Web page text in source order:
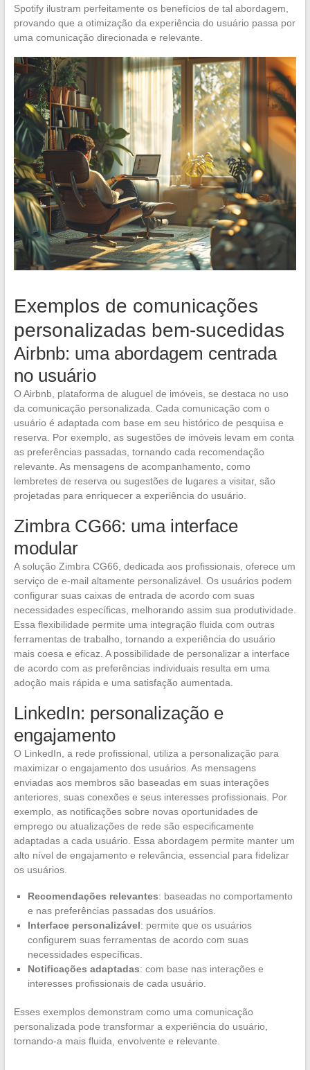
Spotify ilustram perfeitamente os benefícios de tal abordagem,
provando que a otimização da experiência do usuário passa por
uma comunicação direcionada e relevante.
Exemplos de comunicações
personalizadas bem-sucedidas
Airbnb: uma abordagem centrada
no usuário
O Airbnb, plataforma de aluguel de imóveis, se destaca no uso
da comunicação personalizada. Cada comunicação com o
usuário é adaptada com base em seu histórico de pesquisa e
reserva. Por exemplo, as sugestões de imóveis levam em conta
as preferências passadas, tornando cada recomendação
relevante. As mensagens de acompanhamento, como
lembretes de reserva ou sugestões de lugares a visitar, são
projetadas para enriquecer a experiência do usuário.
Zimbra CG66: uma interface
modular
A solução Zimbra CG66, dedicada aos profissionais, oferece um
serviço de e-mail altamente personalizável. Os usuários podem
configurar suas caixas de entrada de acordo com suas
necessidades específicas, melhorando assim sua produtividade.
Essa flexibilidade permite uma integração fluida com outras
ferramentas de trabalho, tornando a experiência do usuário
mais coesa e eficaz. A possibilidade de personalizar a interface
de acordo com as preferências individuais resulta em uma
adoção mais rápida e uma satisfação aumentada.
LinkedIn: personalização e
engajamento
O LinkedIn, a rede profissional, utiliza a personalização para
maximizar o engajamento dos usuários. As mensagens
enviadas aos membros são baseadas em suas interações
anteriores, suas conexões e seus interesses profissionais. Por
exemplo, as notificações sobre novas oportunidades de
emprego ou atualizações de rede são especificamente
adaptadas a cada usuário. Essa abordagem permite manter um
alto nível de engajamento e relevância, essencial para fidelizar
os usuários.
Recomendações relevantes: baseadas no comportamento
e nas preferências passadas dos usuários.
Interface personalizável: permite que os usuários
configurem suas ferramentas de acordo com suas
necessidades específicas.
Notificações adaptadas: com base nas interações e
interesses profissionais de cada usuário.
Esses exemplos demonstram como uma comunicação
personalizada pode transformar a experiência do usuário,
tornando-a mais fluida, envolvente e relevante.